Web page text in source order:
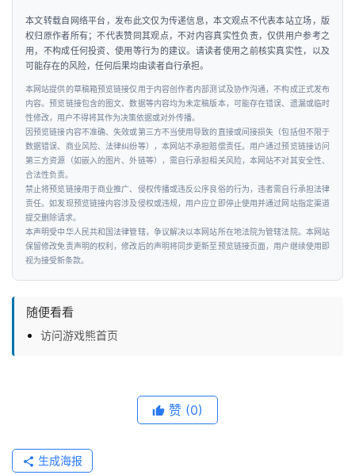
汽
车
出
行
行
业
资
讯
本文转载自网络平台，发布此文仅为传递信息，本文观点不代表本站立场，版
权归原作者所有；不代表赞同其观点，不对内容真实性负责，仅供用户参考之
用，不构成任何投资、使用等行为的建议。请读者使用之前核实真实性，以及
可能存在的风险，任何后果均由读者自行承担。
本网站提供的草稿箱预览链接仅用于内容创作者内部测试及协作沟通，不构成正式发布
内容。预览链接包含的图文、数据等内容均为未定稿版本，可能存在错误、遗漏或临时
性修改，用户不得将其作为决策依据或对外传播。
因预览链接内容不准确、失效或第三方不当使用导致的直接或间接损失（包括但不限于
数据错误、商业风险、法律纠纷等），本网站不承担赔偿责任。用户通过预览链接访问
第三方资源（如嵌入的图片、外链等），需自行承担相关风险，本网站不对其安全性、
合法性负责。
禁止将预览链接用于商业推广、侵权传播或违反公序良俗的行为，违者需自行承担法律
责任。如发现预览链接内容涉及侵权或违规，用户应立即停止使用并通过网站指定渠道
提交删除请求。
本声明受中华人民共和国法律管辖，争议解决以本网站所在地法院为管辖法院。本网站
保留修改免责声明的权利，修改后的声明将同步更新至预览链接页面，用户继续使用即
视为接受新条款。
随便看看
访问游戏熊首页
赞 (0)
生成海报